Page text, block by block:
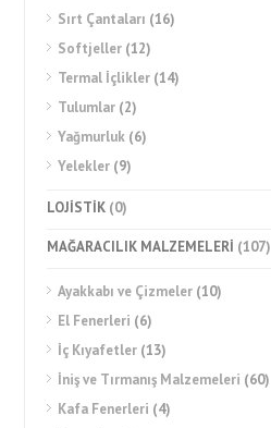
Sırt Çantaları (16)
Softjeller (12)
Termal İçlikler (14)
Tulumlar (2)
Yağmurluk (6)
Yelekler (9)
LOJİSTİK (0)
MAĞARACILIK MALZEMELERİ (107)
Ayakkabı ve Çizmeler (10)
El Fenerleri (6)
İç Kıyafetler (13)
İniş ve Tırmanış Malzemeleri (60)
Kafa Fenerleri (4)